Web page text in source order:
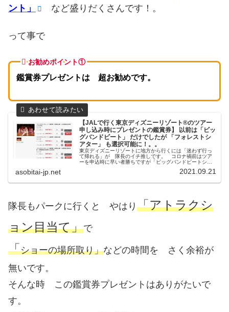
ント」
など盛りだくさんです！。
って事で
お勧めポイント①
鑑賞券プレゼントは 超お勧めです。
【JALで行く東京ディズニーリゾート®のツアー
申し込み時にプレゼントの鑑賞券】 以前は「ビッ
グバンドビート」 だけでしたが 「フォレストシ
アター」 も選択可能に！。。
東京ディズニーリゾートに地方から行くには「迷わず行っ
て帰れる」が 隊長のイチ推しです。 コロナ禍前はツア
ーを申込時に早い者勝ちですが「ビッグバンドビートショ
asobitai-jp.net 2021.09.21
隊長もパークに行くと やはり 「アトラクシ
ョン目当て」で
「ショーの場所取り」などの時間を さく余裕が
無いです。
そんな時 この鑑賞券プレゼントはありがたいで
す。